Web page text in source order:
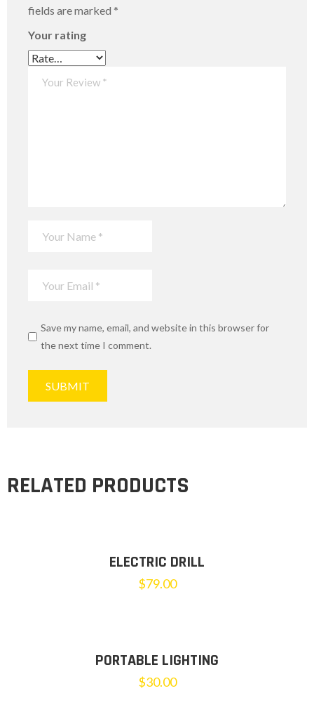
fields are marked *
Your rating
Save my name, email, and website in this browser for
the next time I comment.
RELATED PRODUCTS
ELECTRIC DRILL
$79.00
PORTABLE LIGHTING
$30.00